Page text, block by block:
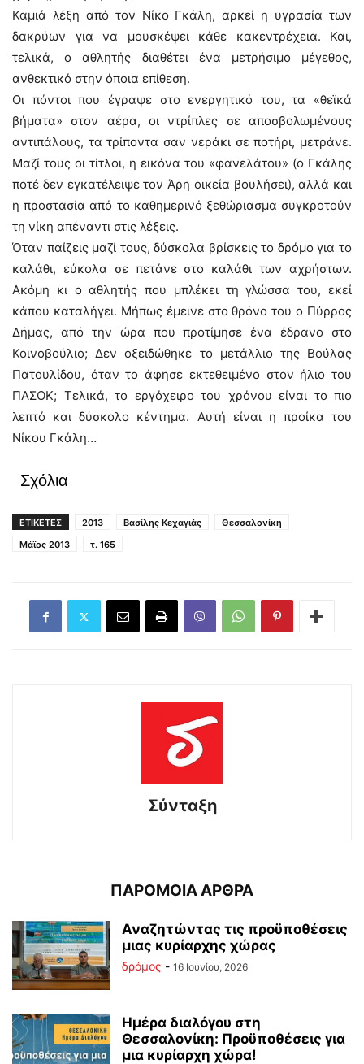
Καμιά λέξη από τον Νίκο Γκάλη, αρκεί η υγρασία των
δακρύων για να μουσκέψει κάθε κακεντρέχεια. Και,
τελικά, ο αθλητής διαθέτει ένα μετρήσιμο μέγεθος,
ανθεκτικό στην όποια επίθεση.
Οι πόντοι που έγραψε στο ενεργητικό του, τα «θεϊκά
βήματα» στον αέρα, οι ντρίπλες σε αποσβολωμένους
αντιπάλους, τα τρίποντα σαν νεράκι σε ποτήρι, μετράνε.
Μαζί τους οι τίτλοι, η εικόνα του «φανελάτου» (ο Γκάλης
ποτέ δεν εγκατέλειψε τον Άρη οικεία βουλήσει), αλλά και
η προστασία από το καθημερινό ξεθώριασμα συγκροτούν
τη νίκη απέναντι στις λέξεις.
Όταν παίζεις μαζί τους, δύσκολα βρίσκεις το δρόμο για το
καλάθι, εύκολα σε πετάνε στο καλάθι των αχρήστων.
Ακόμη κι ο αθλητής που μπλέκει τη γλώσσα του, εκεί
κάπου καταλήγει. Μήπως έμεινε στο θρόνο του ο Πύρρος
Δήμας, από την ώρα που προτίμησε ένα έδρανο στο
Κοινοβούλιο; Δεν οξειδώθηκε το μετάλλιο της Βούλας
Πατουλίδου, όταν το άφησε εκτεθειμένο στον ήλιο του
ΠΑΣΟΚ; Τελικά, το εργόχειρο του χρόνου είναι το πιο
λεπτό και δύσκολο κέντημα. Αυτή είναι η προίκα του
Νίκου Γκάλη…
Σχόλια
ΕΤΙΚΕΤΕΣ 2013 Βασίλης Κεχαγιάς
Θεσσαλονίκη
Μάϊος 2013
τ. 165
Σύνταξη
ΠΑΡΟΜΟΙΑ ΑΡΘΡΑ
Αναζητώντας τις προϋποθέσεις
μιας κυρίαρχης χώρας
δρόμος - 16 Ιουνίου, 2026
Ημέρα διαλόγου στη
Θεσσαλονίκη: Προϋποθέσεις για
μια κυρίαρχη χώρα!